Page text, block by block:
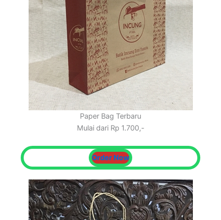
Paper Bag Terbaru
Mulai dari Rp 1.700,-
Order Now